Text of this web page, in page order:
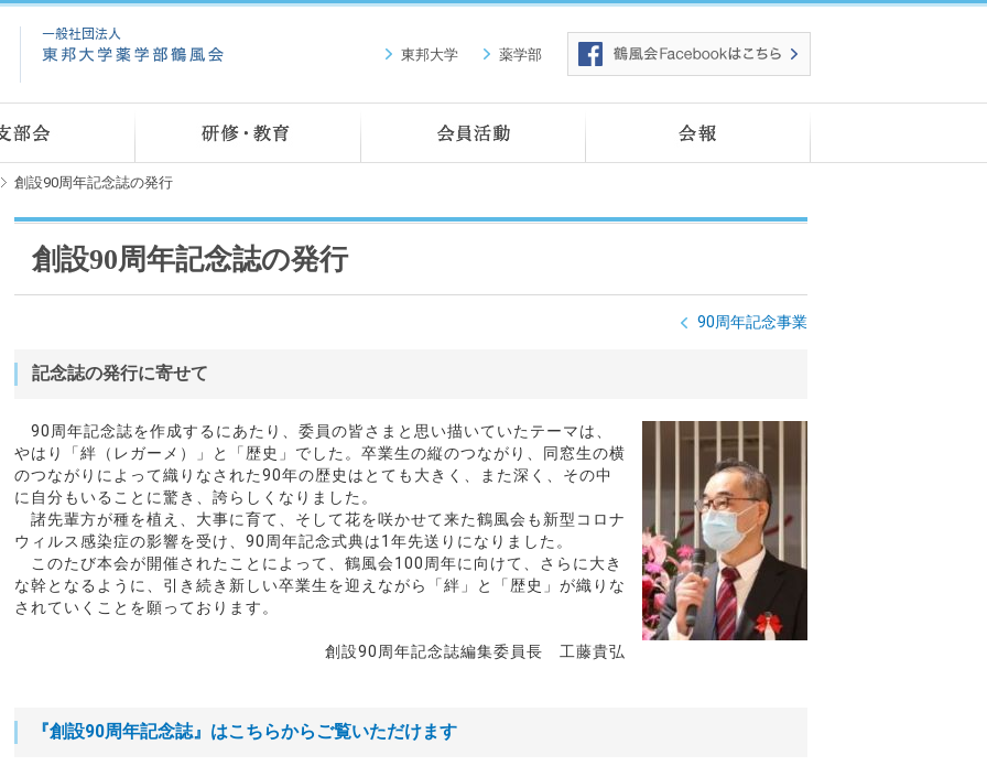
東邦大学 薬学部
創設90周年記念誌の発行
創設90周年記念誌の発行
90周年記念事業
記念誌の発行に寄せて
90周年記念誌を作成するにあたり、委員の皆さまと思い描いていたテーマは、
やはり「絆（レガーメ）」と「歴史」でした。卒業生の縦のつながり、同窓生の横
のつながりによって織りなされた90年の歴史はとても大きく、また深く、その中
に自分もいることに驚き、誇らしくなりました。
諸先輩方が種を植え、大事に育て、そして花を咲かせて来た鶴風会も新型コロナ
ウィルス感染症の影響を受け、90周年記念式典は1年先送りになりました。
このたび本会が開催されたことによって、鶴風会100周年に向けて、さらに大き
な幹となるように、引き続き新しい卒業生を迎えながら「絆」と「歴史」が織りな
されていくことを願っております。
創設90周年記念誌編集委員長 工藤貴弘
『創設90周年記念誌』はこちらからご覧いただけます